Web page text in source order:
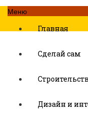
Меню
Главная
Сделай сам
Дизайн и